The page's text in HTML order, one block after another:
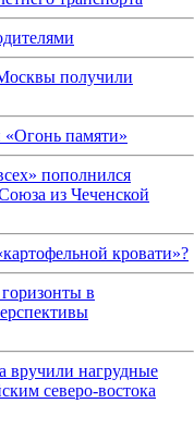
получили
памяти»
пополнился
из Чеченской
кровати»?
в
вручили нагрудные
северо-востока